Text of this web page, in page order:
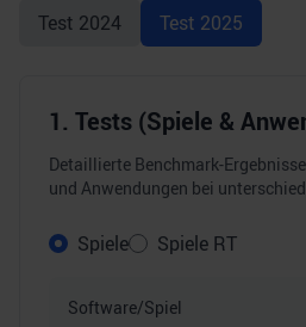
Test 2024 Test 2025
1. Tests (Spiele &
Detaillierte Benchmark-
und Anwendungen bei
Spiele Spiele RT
Software/Spiel